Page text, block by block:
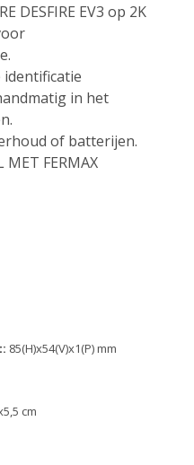
DESFIRE EV3 op 2K
identificatie
in het
of batterijen.
MET FERMAX
85(H)x54(V)x1(P) mm
cm